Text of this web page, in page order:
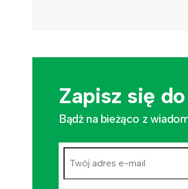
Zapisz się
Bądź na bieżąco z